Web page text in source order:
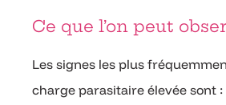
Ce que l’on peut
Les signes les plus
charge parasitaire élevée sont :